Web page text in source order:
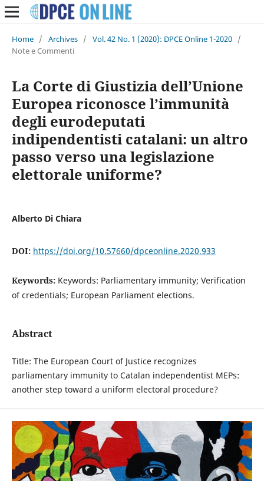
Home / Archives / Vol. 42 No. 1 (2020): DPCE Online 1-2020 /
Note e Commenti
La Corte di Giustizia dell’Unione
Europea riconosce l’immunità
degli eurodeputati
indipendentisti catalani: un altro
passo verso una legislazione
elettorale uniforme?
Alberto Di Chiara
DOI: https://doi.org/10.57660/dpceonline.2020.933
Keywords: Keywords: Parliamentary immunity; Verification
of credentials; European Parliament elections.
Abstract
Title: The European Court of Justice recognizes
parliamentary immunity to Catalan independentist MEPs:
another step toward a uniform electoral procedure?